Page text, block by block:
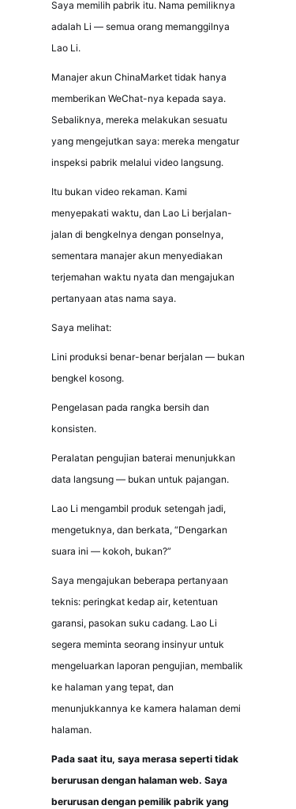
Saya memilih pabrik itu. Nama pemiliknya
adalah Li — semua orang memanggilnya
Lao Li.
Manajer akun ChinaMarket tidak hanya
memberikan WeChat-nya kepada saya.
Sebaliknya, mereka melakukan sesuatu
yang mengejutkan saya: mereka mengatur
inspeksi pabrik melalui video langsung.
Itu bukan video rekaman. Kami
menyepakati waktu, dan Lao Li berjalan-
jalan di bengkelnya dengan ponselnya,
sementara manajer akun menyediakan
terjemahan waktu nyata dan mengajukan
pertanyaan atas nama saya.
Saya melihat:
Lini produksi benar-benar berjalan — bukan
bengkel kosong.
Pengelasan pada rangka bersih dan
konsisten.
Peralatan pengujian baterai menunjukkan
data langsung — bukan untuk pajangan.
Lao Li mengambil produk setengah jadi,
mengetuknya, dan berkata, “Dengarkan
suara ini — kokoh, bukan?”
Saya mengajukan beberapa pertanyaan
teknis: peringkat kedap air, ketentuan
garansi, pasokan suku cadang. Lao Li
segera meminta seorang insinyur untuk
mengeluarkan laporan pengujian, membalik
ke halaman yang tepat, dan
menunjukkannya ke kamera halaman demi
halaman.
Pada saat itu, saya merasa seperti tidak
berurusan dengan halaman web. Saya
berurusan dengan pemilik pabrik yang